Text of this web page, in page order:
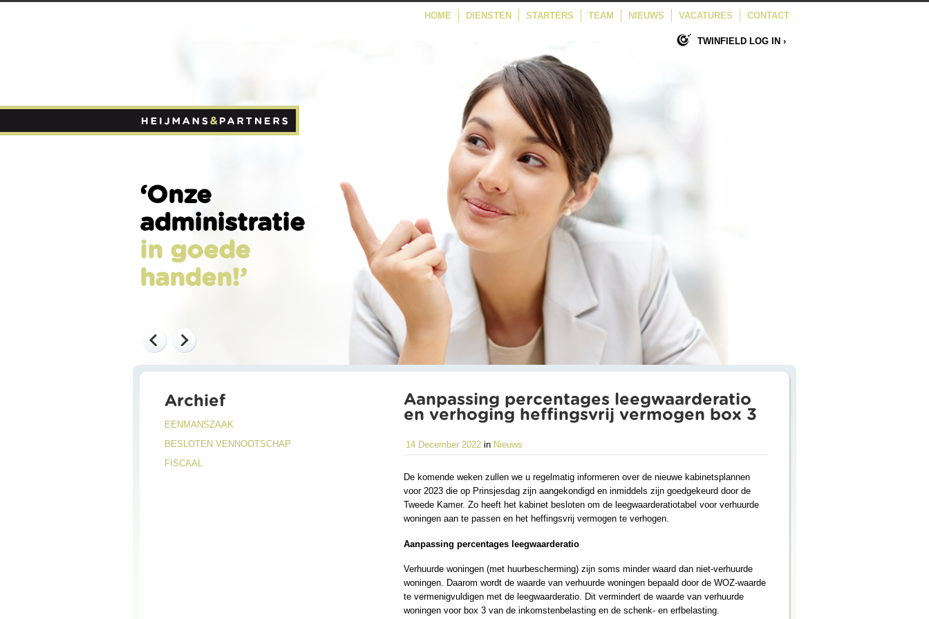
‘Onze
administratie
in goede
handen!’
HOME DIENSTEN STARTERS TEAM NIEUWS VACATURES CONTACT
TWINFIELD LOG IN ›
Archief
EENMANSZAAK
BESLOTEN VENNOOTSCHAP
FISCAAL
Aanpassing percentages leegwaarderatio
en verhoging heffingsvrij vermogen box 3
14 December 2022 in Nieuws
De komende weken zullen we u regelmatig informeren over de nieuwe kabinetsplannen
voor 2023 die op Prinsjesdag zijn aangekondigd en inmiddels zijn goedgekeurd door de
Tweede Kamer. Zo heeft het kabinet besloten om de leegwaarderatiotabel voor verhuurde
woningen aan te passen en het heffingsvrij vermogen te verhogen.
Aanpassing percentages leegwaarderatio
Verhuurde woningen (met huurbescherming) zijn soms minder waard dan niet-verhuurde
woningen. Daarom wordt de waarde van verhuurde woningen bepaald door de WOZ-waarde
te vermenigvuldigen met de leegwaarderatio. Dit vermindert de waarde van verhuurde
woningen voor box 3 van de inkomstenbelasting en de schenk- en erfbelasting.